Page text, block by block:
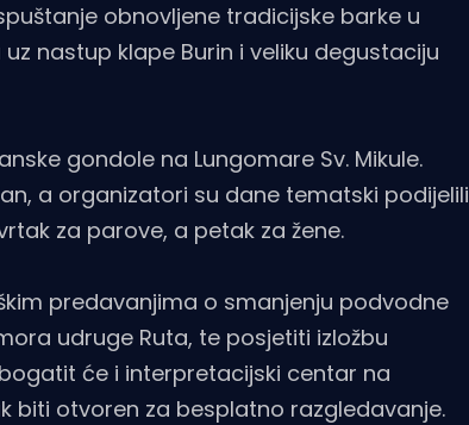
obnovljene tradicijske barke u
nastup klape Burin i veliku degustaciju
gondole na Lungomare Sv. Mikule.
a organizatori su dane tematski podijelili
za parove, a petak za žene.
predavanjima o smanjenju podvodne
udruge Ruta, te posjetiti izložbu
će i interpretacijski centar na
biti otvoren za besplatno razgledavanje.